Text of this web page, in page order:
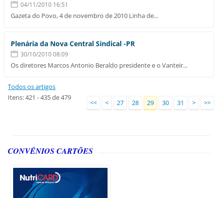
04/11/2010 16:51
Gazeta do Povo, 4 de novembro de 2010 Linha de...
Plenária da Nova Central Sindical -PR
30/10/2010 08:09
Os diretores Marcos Antonio Beraldo presidente e o Vanteir...
Todos os artigos
Itens: 421 - 435 de 479
<< < 27 28 29 30 31 > >>
CONVÊNIOS CARTÕES